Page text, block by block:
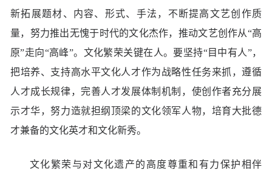
新拓展题材、内容、形式、手法，不断提高文艺创作质
量，努力推出无愧于时代的文化杰作，推动文艺创作从“高
原”走向“高峰”。文化繁荣关键在人。要坚持“目中有人”，
把培养、支持高水平文化人才作为战略性任务来抓，遵循
人才成长规律，完善人才发展体制机制，使创作者充分展
示才华，努力造就担纲顶梁的文化领军人物，培育大批德
才兼备的文化英才和文化新秀。
文化繁荣与对文化遗产的高度尊重和有力保护相伴